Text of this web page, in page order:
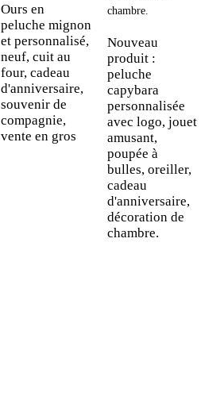
Ours en
peluche mignon
et personnalisé,
neuf, cuit au
four, cadeau
d'anniversaire,
souvenir de
compagnie,
vente en gros
Nouveau
produit :
peluche
capybara
personnalisée
avec logo, jouet
amusant,
poupée à
bulles, oreiller,
cadeau
d'anniversaire,
décoration de
chambre.